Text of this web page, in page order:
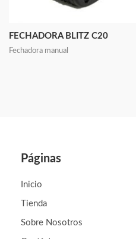
FECHADORA BLITZ C20
Fechadora manual
Páginas
Inicio
Tienda
Sobre Nosotros